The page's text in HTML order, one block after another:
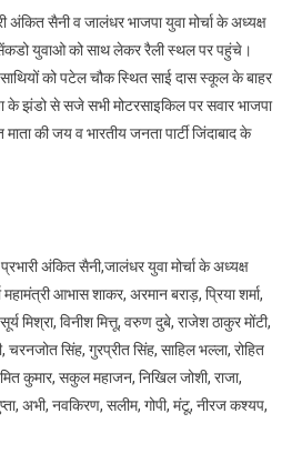
अंकित सैनी व जालंधर भाजपा युवा मोर्चा के अध्यक्ष
युवाओ को साथ लेकर रैली स्थल पर पहुंचे।
को पटेल चौक स्थित साई दास स्कूल के बाहर
के झंडो से सजे सभी मोटरसाइकिल पर सवार भाजपा
की जय व भारतीय जनता पार्टी जिंदाबाद के
अंकित सैनी,जालंधर युवा मोर्चा के अध्यक्ष
आभास शाकर, अरमान बराड़, प्रिया शर्मा,
मिश्रा, विनीश मित्तू, वरुण दुबे, राजेश ठाकुर मोंटी,
चरनजोत सिंह, गुरप्रीत सिंह, साहिल भल्ला, रोहित
कुमार, सकुल महाजन, निखिल जोशी, राजा,
अभी, नवकिरण, सलीम, गोपी, मंटू, नीरज कश्यप,